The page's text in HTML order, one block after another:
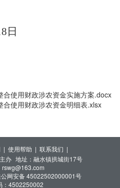
日
使用财政涉农资金实施方案.docx
使用财政涉农资金明细表.xlsx
| 使用帮助 | 联系我们 |
办 地址：融水镇拱城街17号
rswg@163.com
网安备 45022502000001号
：4502250002